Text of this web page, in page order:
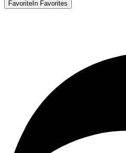
Favorite In Favorites